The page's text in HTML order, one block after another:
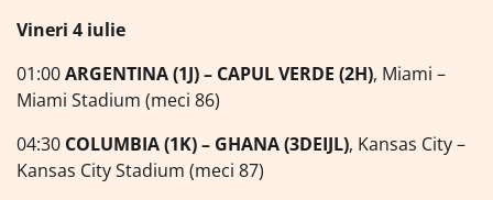
Vineri 4 iulie
01:00ARGENTINA (1J) – CAPUL VERDE (2H), Miami –
Miami Stadium (meci 86)
04:30 COLUMBIA (1K) – GHANA (3DEIJL), Kansas City –
Kansas City Stadium (meci 87)